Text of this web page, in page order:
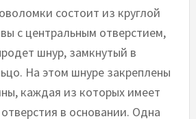
состоит из круглой
с центральным отверстием,
шнур, замкнутый в
На этом шнуре закреплены
каждая из которых имеет
в основании. Одна